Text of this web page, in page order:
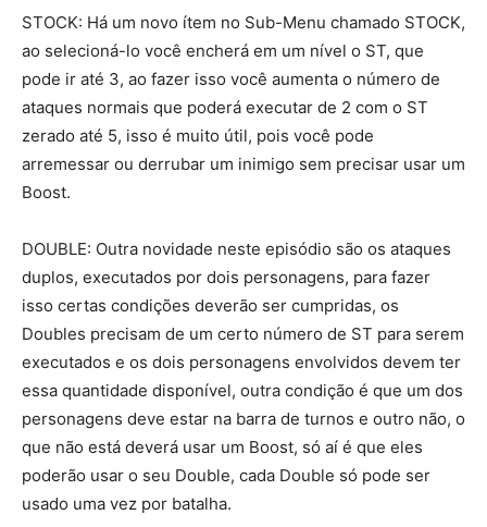
STOCK: Há um novo ítem no Sub-Menu chamado STOCK,
ao selecioná-lo você encherá em um nível o ST, que
pode ir até 3, ao fazer isso você aumenta o número de
ataques normais que poderá executar de 2 com o ST
zerado até 5, isso é muito útil, pois você pode
arremessar ou derrubar um inimigo sem precisar usar um
Boost.
DOUBLE: Outra novidade neste episódio são os ataques
duplos, executados por dois personagens, para fazer
isso certas condições deverão ser cumpridas, os
Doubles precisam de um certo número de ST para serem
executados e os dois personagens envolvidos devem ter
essa quantidade disponível, outra condição é que um dos
personagens deve estar na barra de turnos e outro não, o
que não está deverá usar um Boost, só aí é que eles
poderão usar o seu Double, cada Double só pode ser
usado uma vez por batalha.